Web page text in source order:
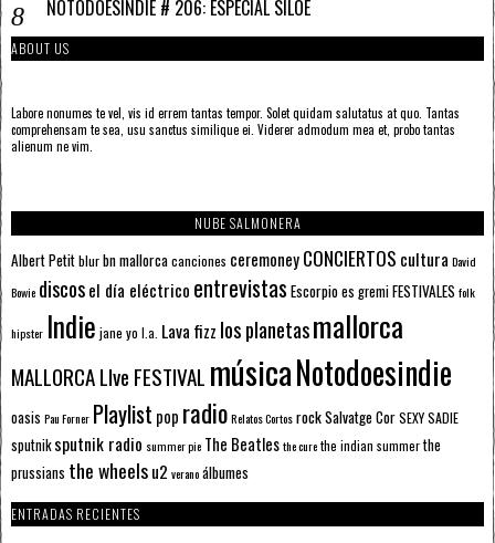
NOTODOESINDIE # 206: ESPECIAL SILOÉ
ABOUT US
Labore nonumes te vel, vis id errem tantas tempor. Solet quidam salutatus at quo. Tantas
comprehensam te sea, usu sanctus similique ei. Viderer admodum mea et, probo tantas
alienum ne vim.
NUBE SALMONERA
Albert Petitblurbn mallorcacanciones ceremoneyCONCIERTOS cultura David
Bowie discosel día eléctrico entrevistas Escorpioes gremiFESTIVALES folk
hipster Indie jane yo l.a. Lava fizz los planetasmallorca
MALLORCA LIve FESTIVAL músicaNotodoesindie
oasis Pau Forner Playlist pop radioRelatos CortosrockSalvatge CorSEXY SADIE
sputnik sputnik radio summer pie The Beatlesthe curethe indian summerthe
prussians the wheelsu2 veranoálbumes
ENTRADAS RECIENTES